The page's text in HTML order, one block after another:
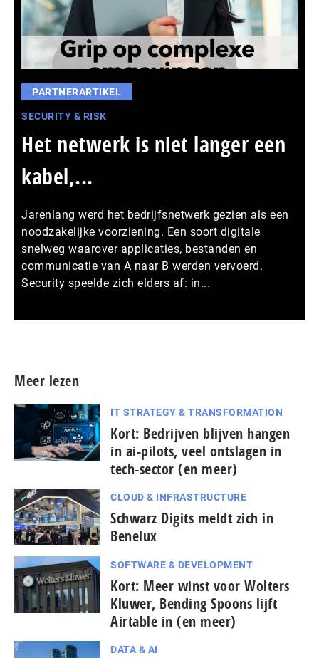
PARTNERARTIKEL
SECURITY & RISK
Het netwerk is niet langer een
kabel,...
Jarenlang werd het bedrijfsnetwerk gezien als een
noodzakelijke voorziening. Een soort digitale
snelweg waarover applicaties, bestanden en
communicatie van A naar B werden vervoerd.
Security speelde zich elders af: in...
Meer lezen
IT STRATEGY & TRANSFORMATION
Kort: Bedrijven blijven hangen
in ai-pilots, veel ontslagen in
tech-sector (en meer)
CLOUD & INFRASTRUCTURE
Schwarz Digits meldt zich in
Benelux
SOFTWARE & DEVELOPMENT
Kort: Meer winst voor Wolters
Kluwer, Bending Spoons lijft
Airtable in (en meer)
DATA & AI